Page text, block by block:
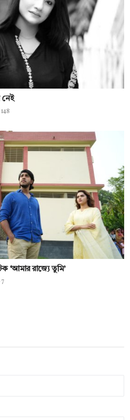
নেই
148
‘আমার রাজ্যে তুমি’
7